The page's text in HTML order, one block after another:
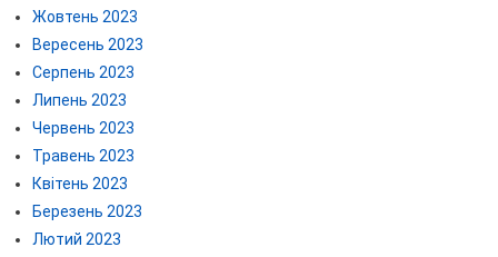
Жовтень 2023
Вересень 2023
Серпень 2023
Липень 2023
Червень 2023
Травень 2023
Квітень 2023
Березень 2023
Лютий 2023